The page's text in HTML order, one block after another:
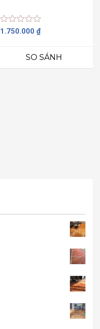
Được
hạng
sao
1.750.000₫
SO SÁNH